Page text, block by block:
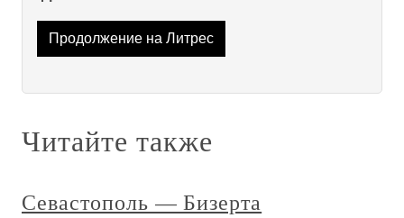
Продолжение на Литрес
Читайте также
Севастополь — Бизерта